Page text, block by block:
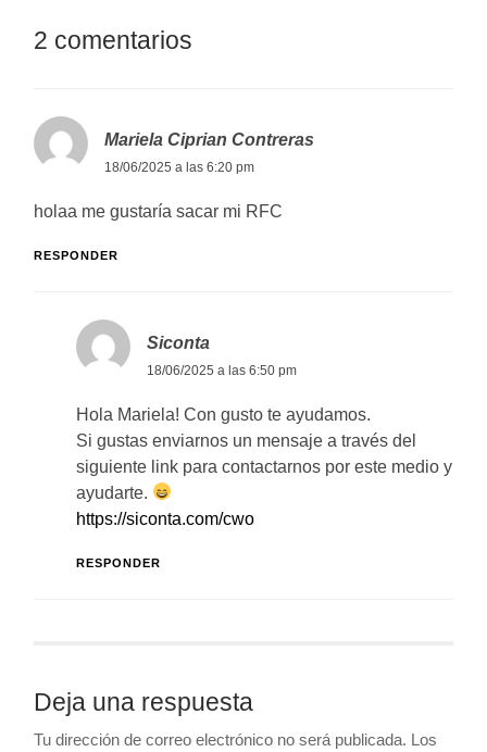
2 comentarios
Mariela Ciprian Contreras
18/06/2025 a las 6:20 pm
holaa me gustaría sacar mi RFC
RESPONDER
Siconta
18/06/2025 a las 6:50 pm
Hola Mariela! Con gusto te ayudamos.
Si gustas enviarnos un mensaje a través del
siguiente link para contactarnos por este medio y
ayudarte.
https://siconta.com/cwo
RESPONDER
Deja una respuesta
Tu dirección de correo electrónico no será publicada. Los